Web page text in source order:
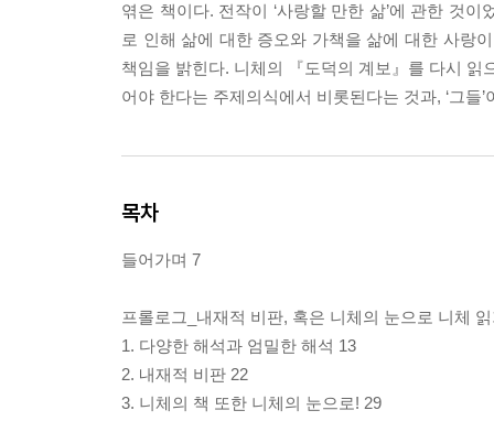
엮은 책이다. 전작이 ‘사랑할 만한 삶’에 관한 것
로 인해 삶에 대한 증오와 가책을 삶에 대한 사랑
책임을 밝힌다. 니체의 『도덕의 계보』를 다시
어야 한다는 주제의식에서 비롯된다는 것과, ‘그들
목차
들어가며 7
프롤로그_내재적 비판, 혹은 니체의 눈으로 니체
1. 다양한 해석과 엄밀한 해석 13
2. 내재적 비판 22
3. 니체의 책 또한 니체의 눈으로! 29